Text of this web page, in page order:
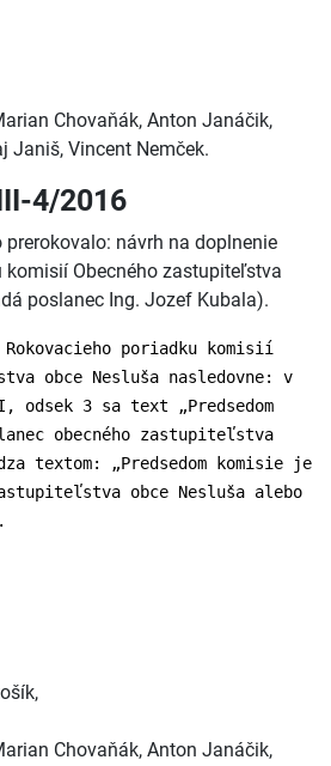
Chovaňák, Anton Janáčik,
Janiš, Vincent Nemček.
4/2016
návrh na doplnenie
komisií Obecného zastupiteľstva
poslanec Ing. Jozef Kubala).
Rokovacieho poriadku komisií
obce Nesluša nasledovne: v
3 sa text „Predsedom
obecného zastupiteľstva
textom: „Predsedom komisie je
obce Nesluša alebo
Chovaňák, Anton Janáčik,